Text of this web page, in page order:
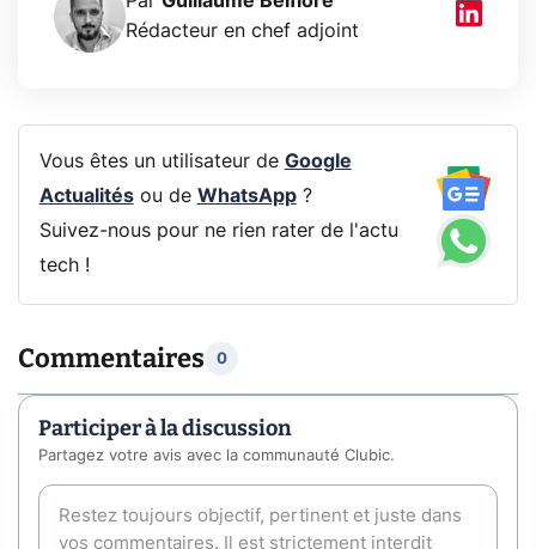
Rédacteur en chef adjoint
Vous êtes un utilisateur de Google
Actualitésou de WhatsApp?
Suivez-nous pour ne rien rater de l'actu
tech !
Commentaires 0
Participer à la discussion
Partagez votre avis avec la communauté Clubic.